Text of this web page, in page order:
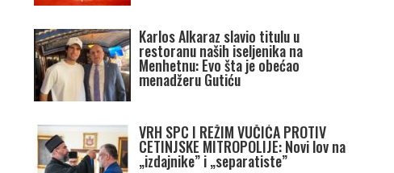
Karlos Alkaraz slavio titulu u
restoranu naših iseljenika na
Menhetnu: Evo šta je obećao
menadžeru Gutiću
VRH SPC I REŽIM VUČIĆA PROTIV
CETINJSKE MITROPOLIJE: Novi lov na
„izdajnike” i „separatiste”